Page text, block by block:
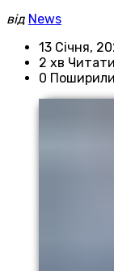
від News
13 Січня,
2 хв Читати
0 Поширили